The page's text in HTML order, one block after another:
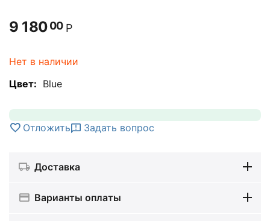
9 18000 Р
Нет в наличии
Цвет: Blue
Отложить Задать вопрос
Доставка
Варианты оплаты